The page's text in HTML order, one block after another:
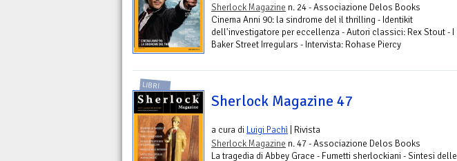
Sherlock Magazine n. 24 - Associazione Delos Books
Cinema Anni 90: la sindrome del il thrilling - Identikit
dell'investigatore per eccellenza - Autori classici: Rex Stout - I
Baker Street Irregulars - Intervista: Rohase Piercy
LIBRI
Sherlock Magazine 47
a cura di Luigi Pachì | Rivista
Sherlock Magazine n. 47 - Associazione Delos Books
La tragedia di Abbey Grace - Fumetti sherlockiani - Sintesi delle